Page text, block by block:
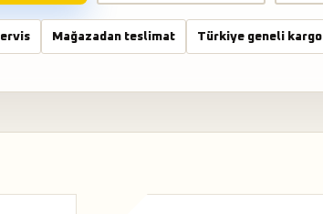
Mağazadan teslimat Türkiye geneli kargo